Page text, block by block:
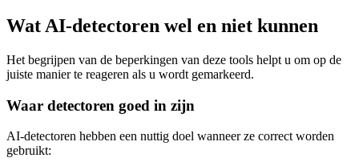
Wat AI-detectoren wel en niet kunnen
Het begrijpen van de beperkingen van deze tools helpt u om op de
juiste manier te reageren als u wordt gemarkeerd.
Waar detectoren goed in zijn
AI-detectoren hebben een nuttig doel wanneer ze correct worden
gebruikt: